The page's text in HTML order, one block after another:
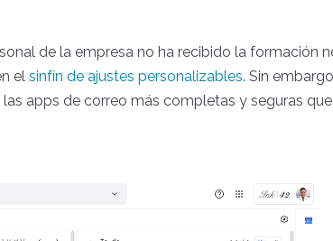
de la empresa no ha recibido la formación
elsinfín de ajustes personalizables. Sin
apps de correo más completas y seguras